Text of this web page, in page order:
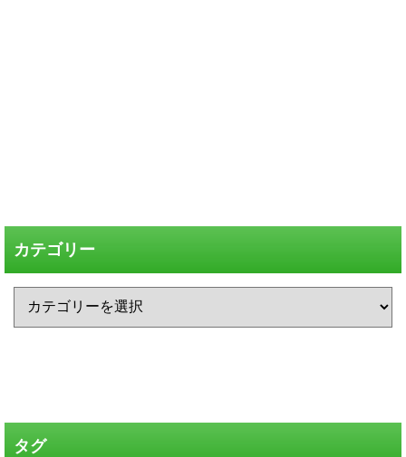
カテゴリー
タグ